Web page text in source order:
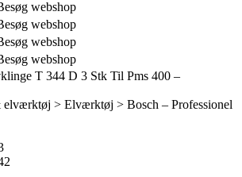
webshop
webshop
webshop
webshop
T 344 D 3 Stk Til Pms 400 –
> Elværktøj > Bosch – Professionel